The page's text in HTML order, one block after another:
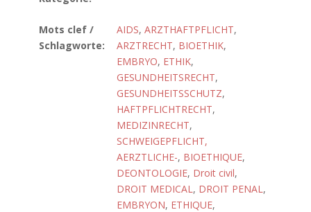
Mots clef /
Schlagworte:
AIDS, ARZTHAFTPFLICHT,
ARZTRECHT, BIOETHIK,
EMBRYO, ETHIK,
GESUNDHEITSRECHT,
GESUNDHEITSSCHUTZ,
HAFTPFLICHTRECHT,
MEDIZINRECHT,
SCHWEIGEPFLICHT,
AERZTLICHE-, BIOETHIQUE,
DEONTOLOGIE, Droit civil,
DROIT MEDICAL, DROIT PENAL,
EMBRYON, ETHIQUE,